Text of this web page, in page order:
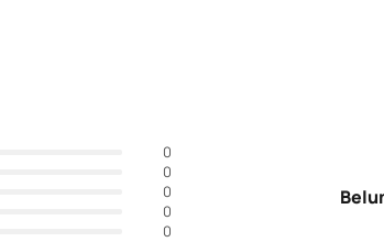
0
0
0
0
0